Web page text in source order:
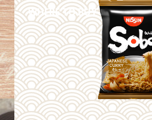
WHERE TO BUY